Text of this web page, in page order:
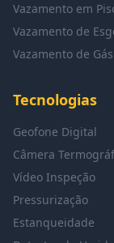
Vazamento em
Vazamento de
Vazamento de Gás
Tecnologias
Geofone Digital
Câmera
Vídeo Inspeção
Pressurização
Estanqueidade